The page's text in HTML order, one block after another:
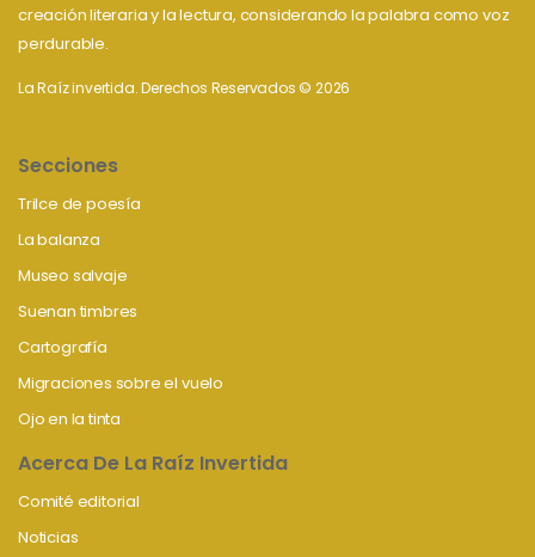
creación literaria y la lectura, considerando la palabra como voz
perdurable.
La Raíz invertida. Derechos Reservados © 2026
Secciones
Trilce de poesía
La balanza
Museo salvaje
Suenan timbres
Cartografía
Migraciones sobre el vuelo
Ojo en la tinta
Acerca De La Raíz Invertida
Comité editorial
Noticias